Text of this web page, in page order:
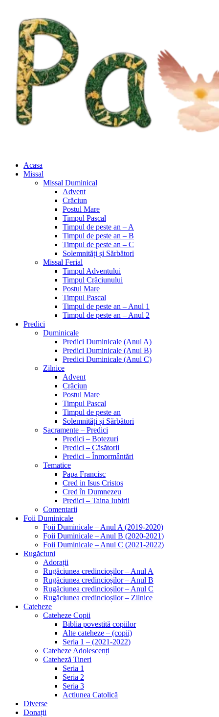
Acasa
Missal
Missal Duminical
Advent
Crăciun
Postul Mare
Timpul Pascal
Timpul de peste an – A
Timpul de peste an – B
Timpul de peste an – C
Solemnități și Sărbători
Missal Ferial
Timpul Adventului
Timpul Crăciunului
Postul Mare
Timpul Pascal
Timpul de peste an – Anul 1
Timpul de peste an – Anul 2
Predici
Duminicale
Predici Duminicale (Anul A)
Predici Duminicale (Anul B)
Predici Duminicale (Anul C)
Zilnice
Advent
Crăciun
Postul Mare
Timpul Pascal
Timpul de peste an
Solemnități și Sărbători
Sacramente – Predici
Predici – Botezuri
Predici – Căsătorii
Predici – Înmormântări
Tematice
Papa Francisc
Cred in Isus Cristos
Cred în Dumnezeu
Predici – Taina Iubirii
Comentarii
Foii Duminicale
Foii Duminicale – Anul A (2019-2020)
Foii Duminicale – Anul B (2020-2021)
Foii Duminicale – Anul C (2021-2022)
Rugăciuni
Adorații
Rugăciunea credincioșilor – Anul A
Rugăciunea credincioșilor – Anul B
Rugăciunea credincioșilor – Anul C
Rugăciunea credincioșilor – Zilnice
Cateheze
Cateheze Copii
Biblia povestită copiilor
Alte cateheze – (copii)
Seria 1 – (2021-2022)
Cateheze Adolescenți
Cateheză Tineri
Seria 1
Seria 2
Seria 3
Actiunea Catolică
Diverse
Donații